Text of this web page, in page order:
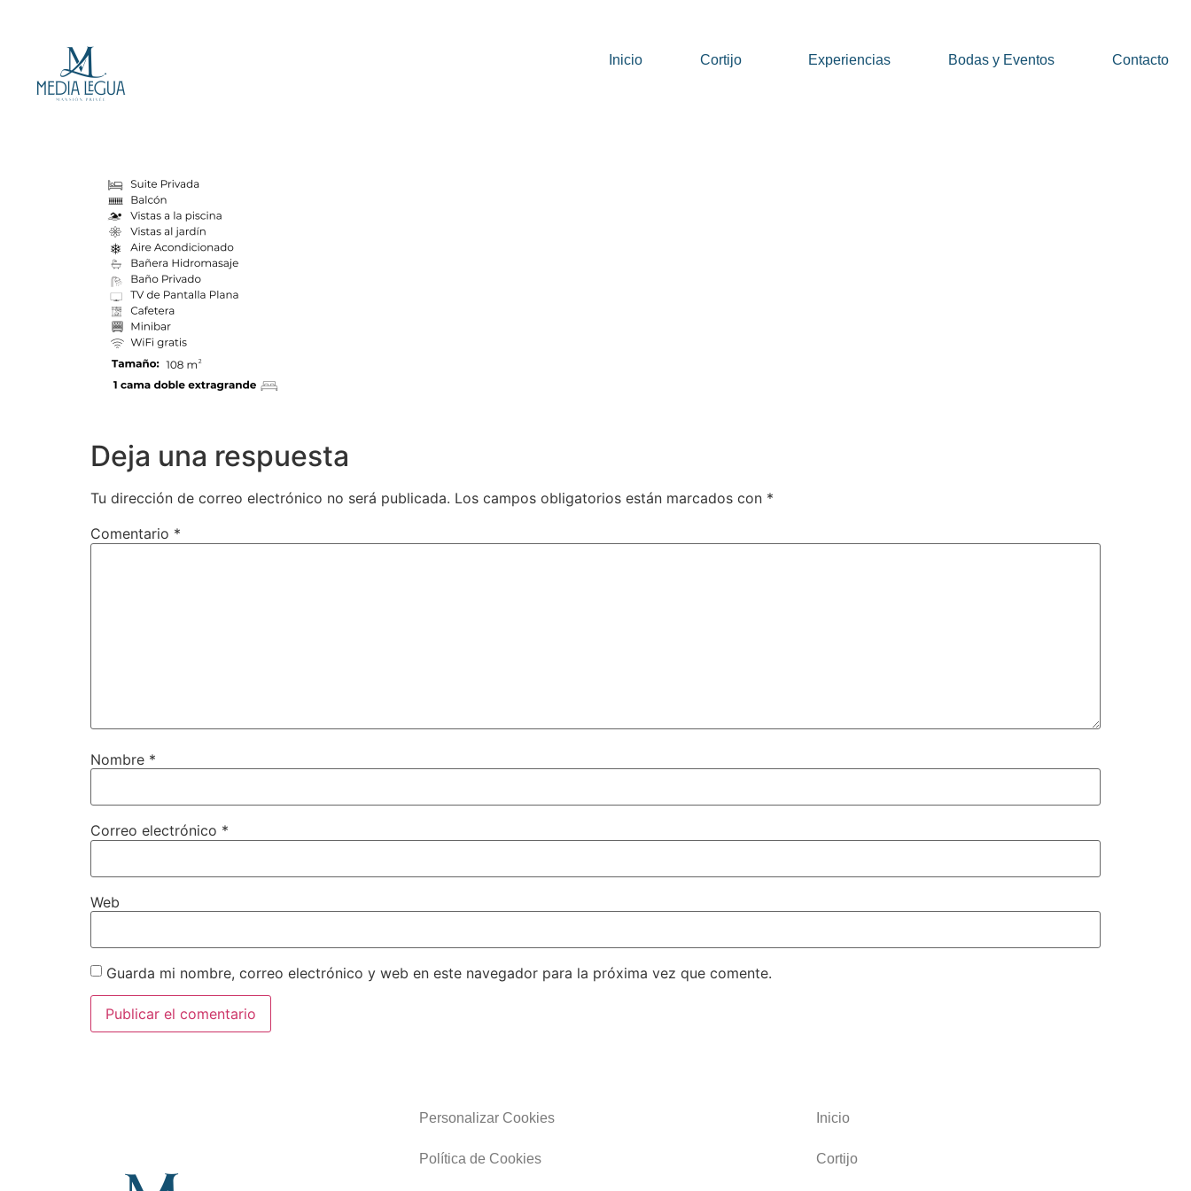
Inicio Cortijo Experiencias Bodas y Eventos Contacto
Deja una respuesta
Tu dirección de correo electrónico no será publicada. Los campos obligatorios están marcados con *
Comentario *
Nombre *
Correo electrónico *
Web
Guarda mi nombre, correo electrónico y web en este navegador para la próxima vez que comente.
Personalizar Cookies
Política de Cookies
Inicio
Cortijo